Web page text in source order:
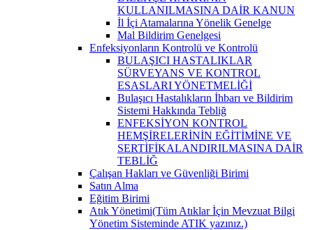
KULLANILMASINA DAİR KANUN
İl İçi Atamalarına Yönelik Genelge
Mal Bildirim Genelgesi
Enfeksiyonların Kontrolü ve Kontrolü
BULAŞICI HASTALIKLAR
SÜRVEYANS VE KONTROL
ESASLARI YÖNETMELİĞİ
Bulaşıcı Hastalıkların İhbarı ve Bildirim
Sistemi Hakkında Tebliğ
ENFEKSİYON KONTROL
HEMŞİRELERİNİN EĞİTİMİNE VE
SERTİFİKALANDIRILMASINA DAİR
TEBLİĞ
Çalışan Hakları ve Güvenliği Birimi
Satın Alma
Eğitim Birimi
Atık Yönetimi(Tüm Atıklar İçin Mevzuat Bilgi
Yönetim Sisteminde ATIK yazınız.)